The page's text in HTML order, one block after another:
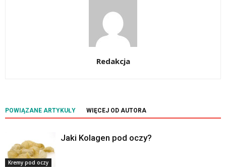
Redakcja
POWIĄZANE ARTYKUŁY WIĘCEJ OD AUTORA
Kremy pod oczy
Jaki Kolagen pod oczy?